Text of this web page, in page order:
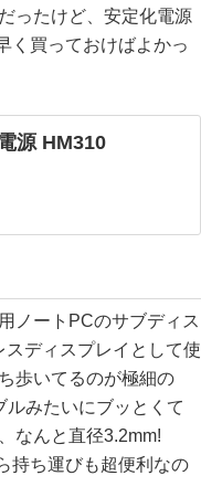
ったけど、安定化電源
く買っておけばよかっ
源 HM310
ノートPCのサブディス
ディスプレイとして使
歩いてるのが極細の
みたいにブッとくて
なんと直径3.2mm!
持ち運びも超便利なの